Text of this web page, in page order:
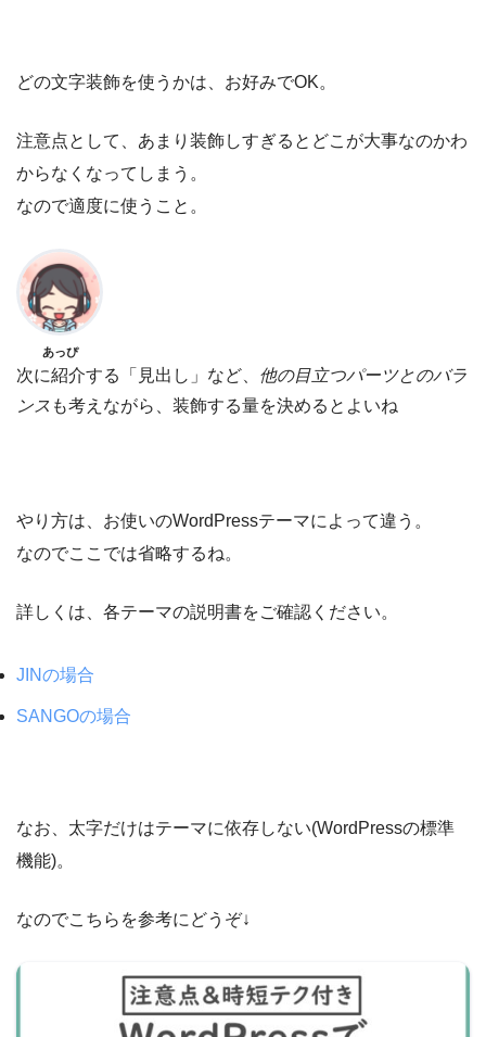
どの文字装飾を使うかは、お好みでOK。
注意点として、あまり装飾しすぎるとどこが大事なのかわ
からなくなってしまう。
なので適度に使うこと。
あっぴ
次に紹介する「見出し」など、 他の目立つパーツとのバラ
ンス も考えながら、装飾する量を決めるとよいね
やり方は、お使いのWordPressテーマによって違う。
なのでここでは省略するね。
詳しくは、各テーマの説明書をご確認ください。
JINの場合
SANGOの場合
なお、太字だけはテーマに依存しない(WordPressの標準
機能)。
なのでこちらを参考にどうぞ↓